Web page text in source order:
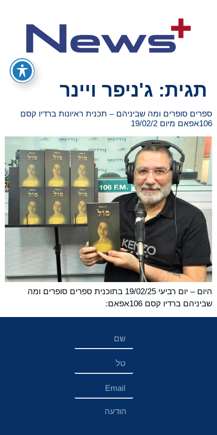
תגית: ג'ניפר ויינר
ספרים סופרים ומה שביניהם – תכנית ראיונות ברדיו קסם
106אפאם מיום 19/02/2
היום – יום רביעי 19/02/25 בתוכנית ספרים סופרים ומה
שביניהם ברדיו קסם 106אפאם: